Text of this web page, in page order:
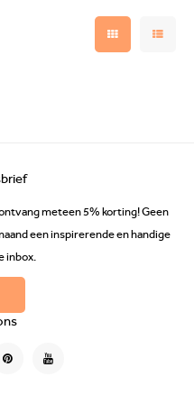
meteen 5% korting! Geen
een inspirerende en handige
inbox.